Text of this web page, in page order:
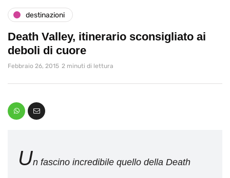
destinazioni
Death Valley, itinerario sconsigliato ai
deboli di cuore
Febbraio 26, 2015 2 minuti di lettura
Un fascino incredibile quello della Death